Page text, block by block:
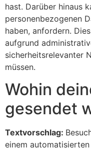
hast. Darüber hinaus
personenbezogenen
haben, anfordern.
aufgrund
sicherheitsrelevanter
müssen.
Wohin
gesendet
Textvorschlag:
einem